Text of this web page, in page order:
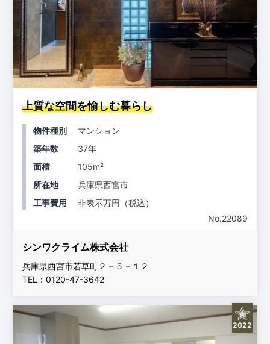
上質な空間を愉しむ暮らし
物件種別
マンション
築年数
37年
面積
105m²
所在地
兵庫県西宮市
工事費用
非表示万円（税込）
No.22089
シンワクライム株式会社
兵庫県西宮市若草町２－５－１２
TEL：0120-47-3642
2022